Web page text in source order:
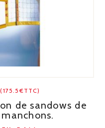
(175.5€TTC)
de sandows de